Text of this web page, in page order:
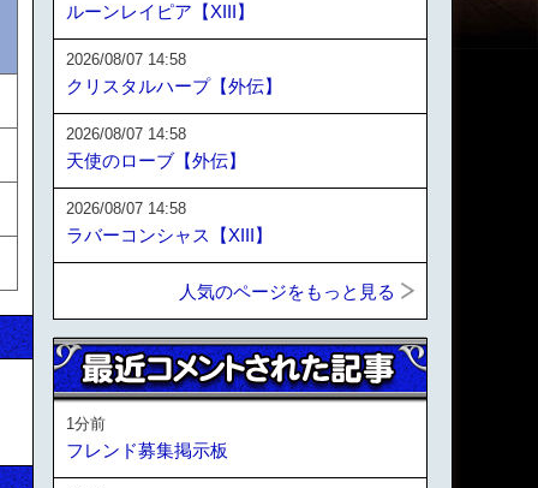
ルーンレイピア【XIII】
2026/08/07 14:58
クリスタルハープ【外伝】
2026/08/07 14:58
天使のローブ【外伝】
2026/08/07 14:58
ラバーコンシャス【XIII】
人気のページをもっと見る
1分前
フレンド募集掲示板